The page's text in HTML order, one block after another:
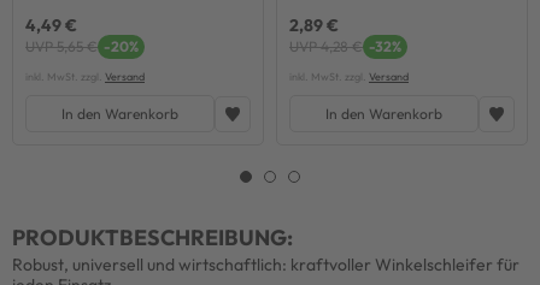
4,49 €
UVP 5,65 € -20%
inkl. MwSt. zzgl. Versand
In den Warenkorb
2,89 €
UVP 4,28 € -32%
inkl. MwSt. zzgl. Versand
In den Warenkorb
PRODUKTBESCHREIBUNG:
Robust, universell und wirtschaftlich: kraftvoller Winkelschleifer für